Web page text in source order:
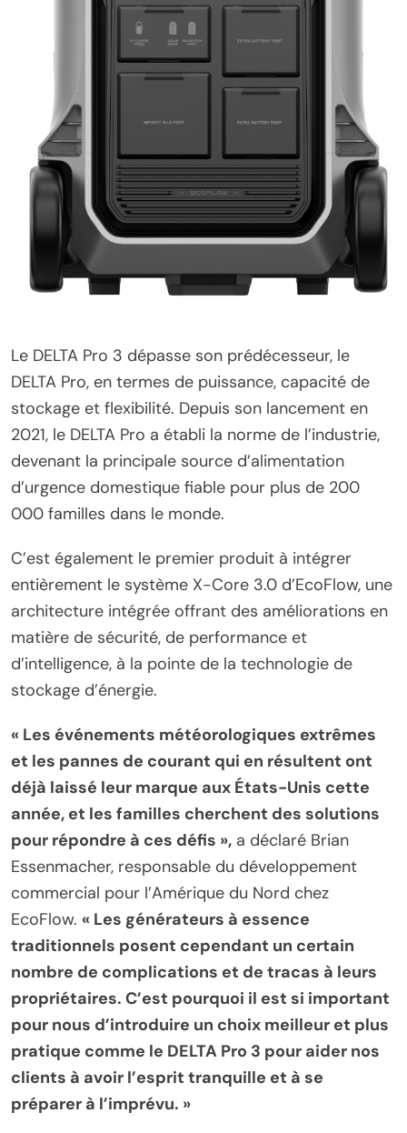
Le DELTA Pro 3 dépasse son prédécesseur, le
DELTA Pro, en termes de puissance, capacité de
stockage et flexibilité. Depuis son lancement en
2021, le DELTA Pro a établi la norme de l’industrie,
devenant la principale source d’alimentation
d’urgence domestique fiable pour plus de 200
000 familles dans le monde.
C’est également le premier produit à intégrer
entièrement le système X-Core 3.0 d’EcoFlow, une
architecture intégrée offrant des améliorations en
matière de sécurité, de performance et
d’intelligence, à la pointe de la technologie de
stockage d’énergie.
« Les événements météorologiques extrêmes
et les pannes de courant qui en résultent ont
déjà laissé leur marque aux États-Unis cette
année, et les familles cherchent des solutions
pour répondre à ces défis », a déclaré Brian
Essenmacher, responsable du développement
commercial pour l’Amérique du Nord chez
EcoFlow. « Les générateurs à essence
traditionnels posent cependant un certain
nombre de complications et de tracas à leurs
propriétaires. C’est pourquoi il est si important
pour nous d’introduire un choix meilleur et plus
pratique comme le DELTA Pro 3 pour aider nos
clients à avoir l’esprit tranquille et à se
préparer à l’imprévu. »